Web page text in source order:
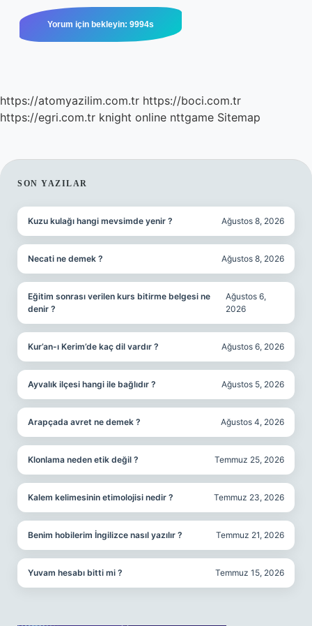
https://atomyazilim.com.tr https://boci.com.tr
https://egri.com.tr knight online nttgame Sitemap
SIDEBAR
SON YAZILAR
Kuzu kulağı hangi mevsimde yenir ? Ağustos 8, 2026
Necati ne demek ? Ağustos 8, 2026
Eğitim sonrası verilen kurs bitirme belgesi ne
denir ?
Ağustos 6,
2026
Kur’an-ı Kerim’de kaç dil vardır ? Ağustos 6, 2026
Ayvalık ilçesi hangi ile bağlıdır ? Ağustos 5, 2026
Arapçada avret ne demek ? Ağustos 4, 2026
Klonlama neden etik değil ? Temmuz 25, 2026
Kalem kelimesinin etimolojisi nedir ? Temmuz 23, 2026
Benim hobilerim İngilizce nasıl yazılır ? Temmuz 21, 2026
Yuvam hesabı bitti mi ? Temmuz 15, 2026